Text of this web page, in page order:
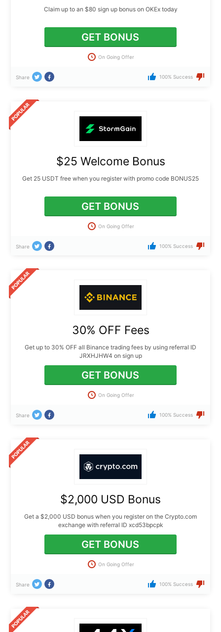
Claim up to an $80 sign up bonus on OKEx today
GET BONUS
On Going Offer
Share 100% Success
$25 Welcome Bonus
Get 25 USDT free when you register with promo code BONUS25
GET BONUS
On Going Offer
Share 100% Success
30% OFF Fees
Get up to 30% OFF all Binance trading fees by using referral ID
JRXHJHW4 on sign up
GET BONUS
On Going Offer
Share 100% Success
$2,000 USD Bonus
Get a $2,000 USD bonus when you register on the Crypto.com
exchange with referral ID xcd53bpcpk
GET BONUS
On Going Offer
Share 100% Success